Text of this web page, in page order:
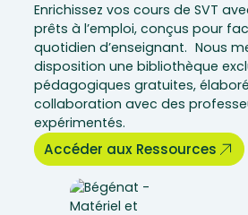
Enrichissez vos cours de SVT
prêts à l’emploi, conçus pour
quotidien d’enseignant. Nous
disposition une bibliothèque
pédagogiques gratuites,
collaboration avec des
expérimentés.
Accéder aux Ressources